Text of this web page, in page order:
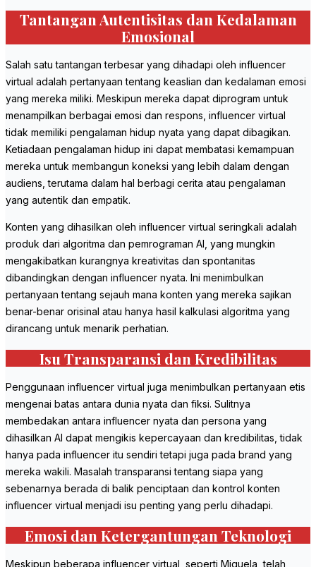
Tantangan Autentisitas dan Kedalaman
Emosional
Salah satu tantangan terbesar yang dihadapi oleh influencer
virtual adalah pertanyaan tentang keaslian dan kedalaman emosi
yang mereka miliki. Meskipun mereka dapat diprogram untuk
menampilkan berbagai emosi dan respons, influencer virtual
tidak memiliki pengalaman hidup nyata yang dapat dibagikan.
Ketiadaan pengalaman hidup ini dapat membatasi kemampuan
mereka untuk membangun koneksi yang lebih dalam dengan
audiens, terutama dalam hal berbagi cerita atau pengalaman
yang autentik dan empatik.
Konten yang dihasilkan oleh influencer virtual seringkali adalah
produk dari algoritma dan pemrograman AI, yang mungkin
mengakibatkan kurangnya kreativitas dan spontanitas
dibandingkan dengan influencer nyata. Ini menimbulkan
pertanyaan tentang sejauh mana konten yang mereka sajikan
benar-benar orisinal atau hanya hasil kalkulasi algoritma yang
dirancang untuk menarik perhatian.
Isu Transparansi dan Kredibilitas
Penggunaan influencer virtual juga menimbulkan pertanyaan etis
mengenai batas antara dunia nyata dan fiksi. Sulitnya
membedakan antara influencer nyata dan persona yang
dihasilkan AI dapat mengikis kepercayaan dan kredibilitas, tidak
hanya pada influencer itu sendiri tetapi juga pada brand yang
mereka wakili. Masalah transparansi tentang siapa yang
sebenarnya berada di balik penciptaan dan kontrol konten
influencer virtual menjadi isu penting yang perlu dihadapi.
Emosi dan Ketergantungan Teknologi
Meskipun beberapa influencer virtual, seperti Miquela, telah